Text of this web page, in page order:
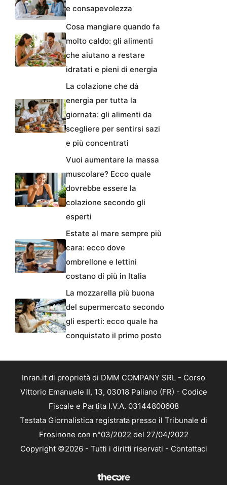
e consapevolezza
Cosa mangiare quando fa
molto caldo: gli alimenti
che aiutano a restare
idratati e pieni di energia
La colazione che dà
energia per tutta la
giornata: gli alimenti da
scegliere per sentirsi sazi
e più concentrati
Vuoi aumentare la massa
muscolare? Ecco quale
dovrebbe essere la
colazione secondo gli
esperti
Estate al mare sempre più
cara: ecco dove
ombrellone e lettini
costano di più in Italia
La mozzarella più buona
del supermercato secondo
gli esperti: ecco quale ha
conquistato il primo posto
Inran.it di proprietà di DMM COMPANY SRL - Corso
Vittorio Emanuele II, 13, 03018 Paliano (FR) - Codice
Fiscale e Partita I.V.A. 03144800608
Testata Giornalistica registrata presso il Tribunale di
Frosinone con n°03/2022 del 27/04/2022
Copyright ©2026 - Tutti i diritti riservati - Contattaci